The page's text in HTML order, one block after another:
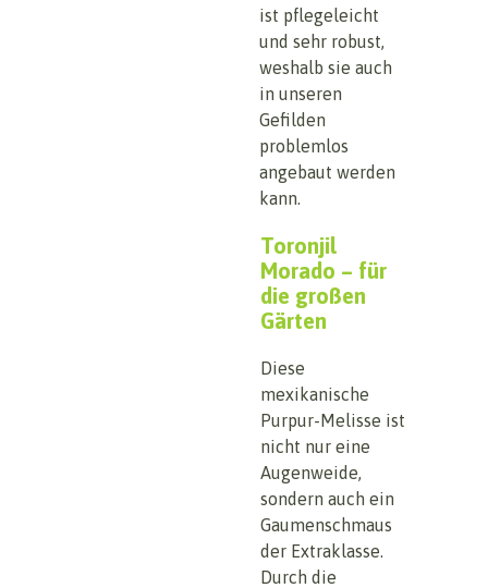
ist pflegeleicht
und sehr robust,
weshalb sie auch
in unseren
Gefilden
problemlos
angebaut werden
kann.
Toronjil
Morado – für
die großen
Gärten
Diese
mexikanische
Purpur-Melisse ist
nicht nur eine
Augenweide,
sondern auch ein
Gaumenschmaus
der Extraklasse.
Durch die